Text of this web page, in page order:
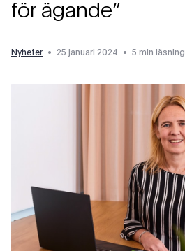
för ägande”
Nyheter • 25 januari 2024 • 5 min läsning